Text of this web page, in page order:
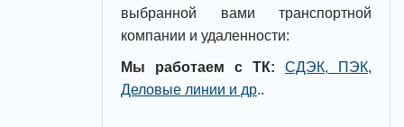
выбранной вами транспортной
компании и удаленности:
Мы работаем с ТК:
СДЭК, ПЭК,
Деловые линии и др..